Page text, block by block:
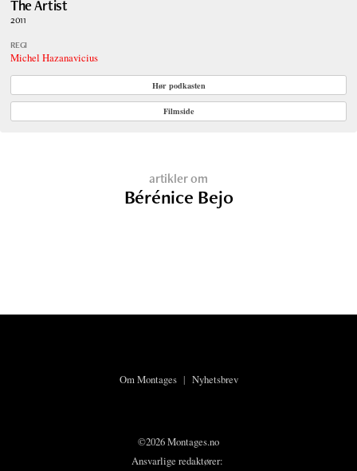
The Artist
2011
REGI
Michel Hazanavicius
Hør podkasten
Filmside
artikler om
Bérénice Bejo
Om Montages| Nyhetsbrev
©2026 Montages.no
Ansvarlige redaktører: